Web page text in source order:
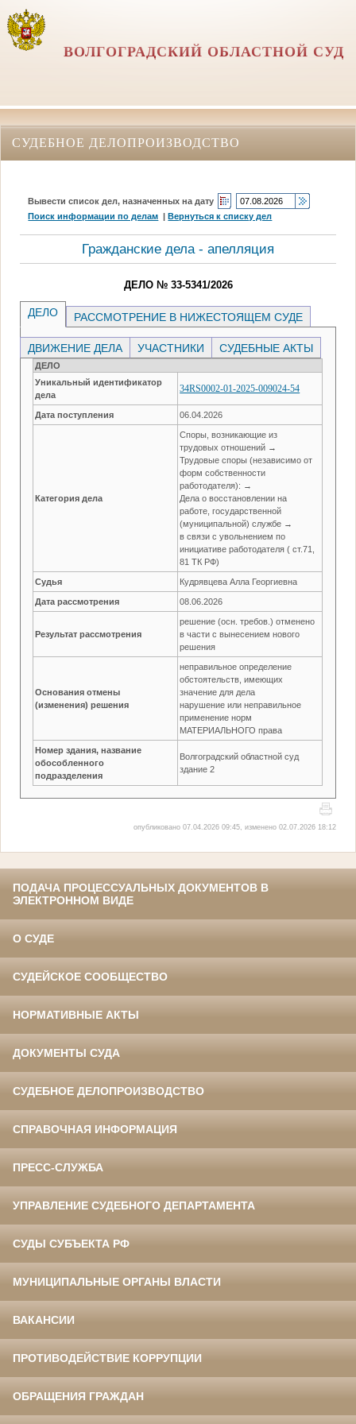
ВОЛГОГРАДСКИЙ ОБЛАСТНОЙ СУД
СУДЕБНОЕ ДЕЛОПРОИЗВОДСТВО
Вывести список дел, назначенных на дату
Поиск информации по делам |Вернуться к списку дел
Гражданские дела - апелляция
ДЕЛО № 33-5341/2026
ДЕЛО РАССМОТРЕНИЕ В НИЖЕСТОЯЩЕМ СУДЕ
ДВИЖЕНИЕ ДЕЛА УЧАСТНИКИ СУДЕБНЫЕ АКТЫ
ДЕЛО
Уникальный идентификатор
дела
34RS0002-01-2025-009024-54
Дата поступления 06.04.2026
Категория дела
Споры, возникающие из
трудовых отношений →
Трудовые споры (независимо от
форм собственности
работодателя): →
Дела о восстановлении на
работе, государственной
(муниципальной) службе →
в связи с увольнением по
инициативе работодателя ( ст.71,
81 ТК РФ)
Судья Кудрявцева Алла Георгиевна
Дата рассмотрения 08.06.2026
Результат рассмотрения
решение (осн. требов.) отменено
в части с вынесением нового
решения
Основания отмены
(изменения) решения
неправильное определение
обстоятельств, имеющих
значение для дела
нарушение или неправильное
применение норм
МАТЕРИАЛЬНОГО права
Номер здания, название
обособленного
подразделения
Волгоградский областной суд
здание 2
опубликовано 07.04.2026 09:45, изменено 02.07.2026 18:12
ПОДАЧА ПРОЦЕССУАЛЬНЫХ ДОКУМЕНТОВ В
ЭЛЕКТРОННОМ ВИДЕ
О СУДЕ
СУДЕЙСКОЕ СООБЩЕСТВО
НОРМАТИВНЫЕ АКТЫ
ДОКУМЕНТЫ СУДА
СУДЕБНОЕ ДЕЛОПРОИЗВОДСТВО
СПРАВОЧНАЯ ИНФОРМАЦИЯ
ПРЕСС-СЛУЖБА
УПРАВЛЕНИЕ СУДЕБНОГО ДЕПАРТАМЕНТА
СУДЫ СУБЪЕКТА РФ
МУНИЦИПАЛЬНЫЕ ОРГАНЫ ВЛАСТИ
ВАКАНСИИ
ПРОТИВОДЕЙСТВИЕ КОРРУПЦИИ
ОБРАЩЕНИЯ ГРАЖДАН